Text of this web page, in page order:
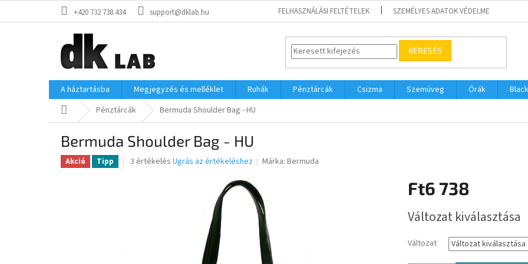
+420 732 738 434 support@dklab.hu FELHASZNÁLÁSI FELTÉTELEK SZEMÉLYES ADATOK VÉDELME
KERESÉS
A háztartásba Megjegyzés és melléklet Ruhák Pénztárcák Csizma Szemüveg Órák
KezdőlapPénztárcák Bermuda Shoulder Bag - HU
Bermuda Shoulder Bag - HU
Akció Tipp
A
3 értékelés Ugrás az értékeléshez Márka:Bermuda
Ft6 738
Változat kiválasztása
Változat